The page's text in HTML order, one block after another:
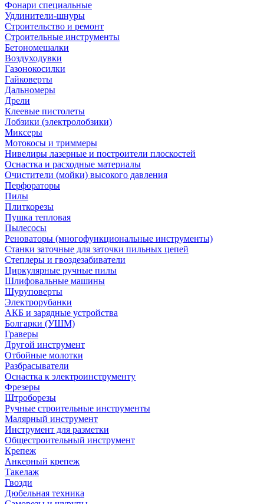
Фонари специальные
Удлинители-шнуры
Строительство и ремонт
Строительные инструменты
Бетономешалки
Воздуходувки
Газонокосилки
Гайковерты
Дальномеры
Дрели
Клеевые пистолеты
Лобзики (электролобзики)
Миксеры
Мотокосы и триммеры
Нивелиры лазерные и построители плоскостей
Оснастка и расходные материалы
Очистители (мойки) высокого давления
Перфораторы
Пилы
Плиткорезы
Пушка тепловая
Пылесосы
Реноваторы (многофункциональные инструменты)
Станки заточные для заточки пильных цепей
Степлеры и гвоздезабиватели
Циркулярные ручные пилы
Шлифовальные машины
Шуруповерты
Электрорубанки
АКБ и зарядные устройства
Болгарки (УШМ)
Граверы
Другой инструмент
Отбойные молотки
Разбрасыватели
Оснастка к электроинструменту
Фрезеры
Штроборезы
Ручные строительные инструменты
Малярный инструмент
Инструмент для разметки
Общестроительный инструмент
Крепеж
Анкерный крепеж
Такелаж
Гвозди
Дюбельная техника